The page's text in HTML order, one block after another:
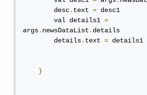
        desc
.text = desc1
        val details1
=
args.newsDataList.details
        details
.text = details1
}